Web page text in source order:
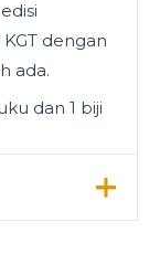
dengan
ada.
dan 1 biji